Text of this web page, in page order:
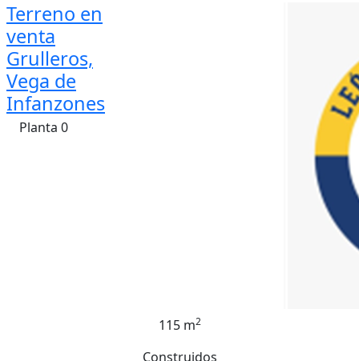
Terreno en
venta
Grulleros,
Vega de
Infanzones
Planta 0
115 m2
Construidos